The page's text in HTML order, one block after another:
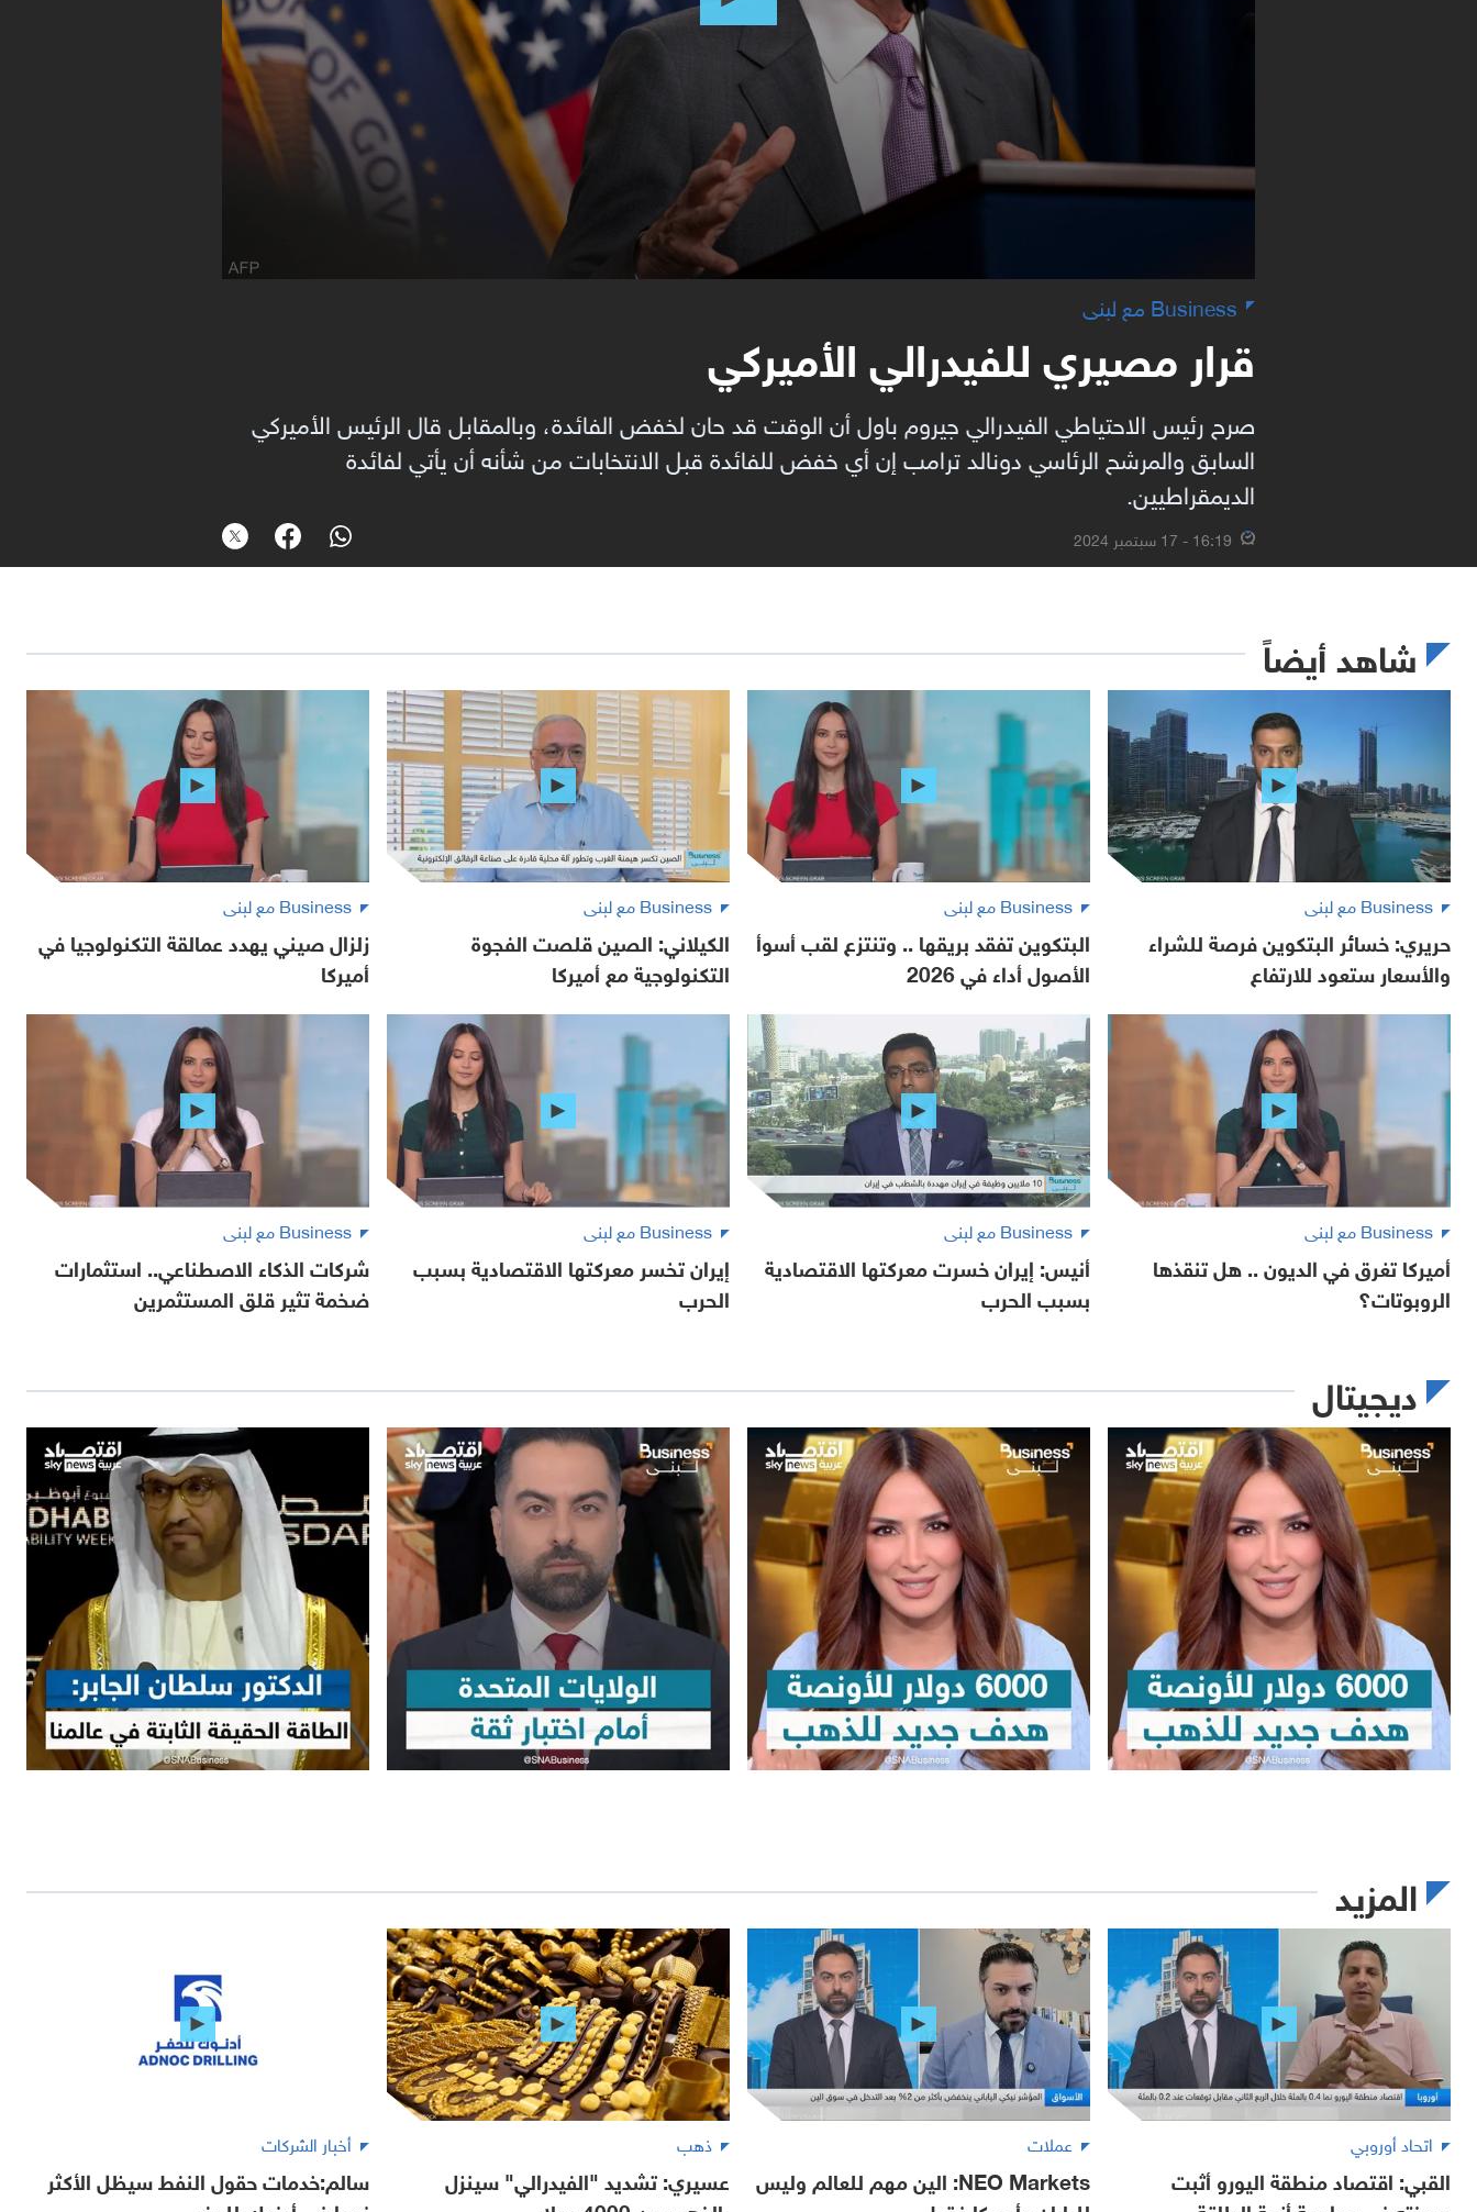
Business مع لبنى
قرار مصيري للفيدرالي الأميركي
صرح رئيس الاحتياطي الفيدرالي جيروم باول أن الوقت قد حان لخفض الفائدة، وبالمقابل قال الرئيس الأميركي
السابق والمرشح الرئاسي دونالد ترامب إن أي خفض للفائدة قبل الانتخابات من شأنه أن يأتي لفائدة
الديمقراطيين.
16:19 - 17 سبتمبر 2024
شاهد أيضاً
Business مع لبنى
حريري: خسائر البتكوين فرصة للشراء
والأسعار ستعود للارتفاع
Business مع لبنى
البتكوين تفقد بريقها .. وتنتزع لقب أسوأ
الأصول أداء في 2026
Business مع لبنى
الكيلاني: الصين قلصت الفجوة
التكنولوجية مع أميركا
Business مع لبنى
زلزال صيني يهدد عمالقة التكنولوجيا في
أميركا
Business مع لبنى
أميركا تغرق في الديون .. هل تنقذها
الروبوتات؟
Business مع لبنى
أنيس: إيران خسرت معركتها الاقتصادية
بسبب الحرب
Business مع لبنى
إيران تخسر معركتها الاقتصادية بسبب
الحرب
Business مع لبنى
شركات الذكاء الاصطناعي.. استثمارات
ضخمة تثير قلق المستثمرين
ديجيتال
المزيد
اتحاد أوروبي
القبي: اقتصاد منطقة اليورو أثبت
عملات
NEO Markets: الين مهم للعالم وليس
ذهب
عسيري: تشديد "الفيدرالي" سينزل
أخبار الشركات
سالم:خدمات حقول النفط سيظل الأكثر